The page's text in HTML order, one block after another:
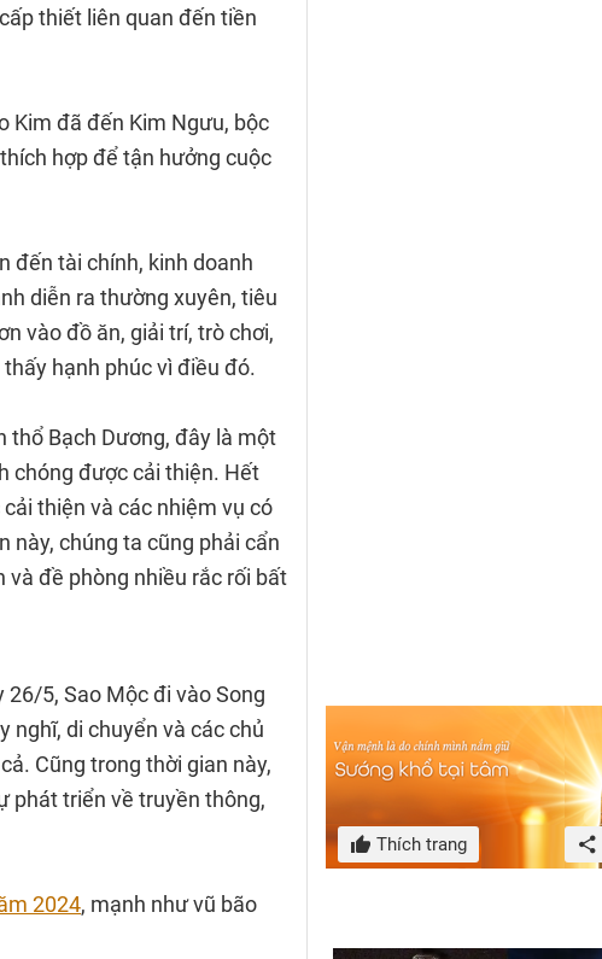
thiết liên quan đến tiền
Kim đã đến Kim Ngưu, bộc
hợp để tận hưởng cuộc
đến tài chính, kinh doanh
diễn ra thường xuyên, tiêu
vào đồ ăn, giải trí, trò chơi,
hạnh phúc vì điều đó.
thổ Bạch Dương, đây là một
chóng được cải thiện. Hết
thiện và các nhiệm vụ có
này, chúng ta cũng phải cẩn
và đề phòng nhiều rắc rối bất
5, Sao Mộc đi vào Song
nghĩ, di chuyển và các chủ
Cũng trong thời gian này,
phát triển về truyền thông,
2024, mạnh như vũ bão
Thích trang